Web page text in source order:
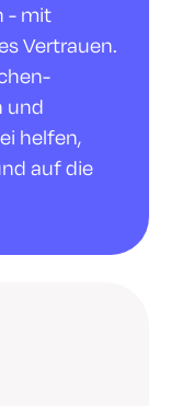
- mit
Vertrauen.
und
helfen,
auf die